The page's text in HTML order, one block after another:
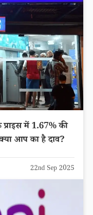
में 1.67% की
आप का है दाव?
22nd Sep 2025